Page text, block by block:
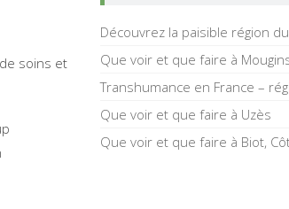
soins et
Découvrez la paisible région
Que voir et que faire à
Transhumance en France –
Que voir et que faire à Uzès
Que voir et que faire à Biot,